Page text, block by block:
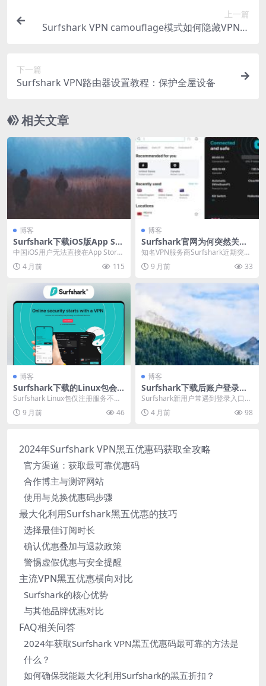
上一篇
Surfshark VPN camouflage模式如何隐藏VPN流
下一篇
Surfshark VPN路由器设置教程：保护全屋设备
相关文章
博客
Surfshark下载iOS版App Sto
re国区替代方案
中国iOS用户无法直接在App Store
国区下载Surfshark应用。最可靠...
4 月前 115
博客
Surfshark官网为何突然关闭
API文档公开入口
知名VPN服务商Surfshark近期突然
关闭官网API文档公开入口，引发行
业关...9 月前 33
博客
Surfshark下载的Linux包会
开系统服务吗
Surfshark Linux包仅注册服务不自
启，是否开机全由用户勾选或手动s
y... 9 月前 46
博客
Surfshark下载后账户登录常
见问题解决方案
Surfshark新用户常遇到登录入口难
寻或密码正确却无法登录的问题。
本指南详细...
4 月前 98
2024年Surfshark VPN黑五优惠码获取全攻略
官方渠道：获取最可靠优惠码
合作博主与测评网站
使用与兑换优惠码步骤
最大化利用Surfshark黑五优惠的技巧
选择最佳订阅时长
确认优惠叠加与退款政策
警惕虚假优惠与安全提醒
主流VPN黑五优惠横向对比
Surfshark的核心优势
与其他品牌优惠对比
FAQ相关问答
2024年获取Surfshark VPN黑五优惠码最可靠的方法是
什么？
如何确保我能最大化利用Surfshark的黑五折扣？